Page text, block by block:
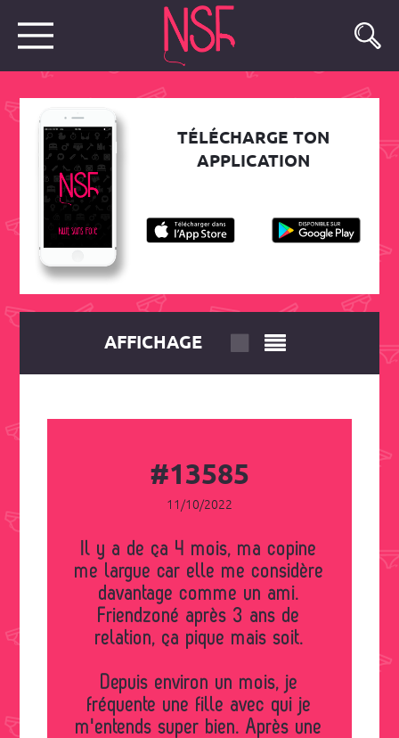
TÉLÉCHARGE TON
APPLICATION
AFFICHAGE
#13585
11/10/2022
Il y a de ça 4 mois, ma copine
me largue car elle me considère
davantage comme un ami.
Friendzoné après 3 ans de
relation, ça pique mais soit.
Depuis environ un mois, je
fréquente une fille avec qui je
m'entends super bien. Après une